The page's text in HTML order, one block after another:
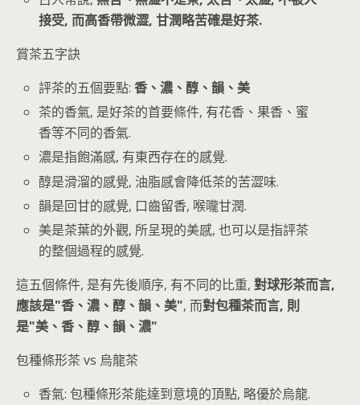
接受, 而高香帶微澀, 甘潤略苦確是好茶.
賞茶五字訣
評茶的五個要點:香、濃、醇、韻、美
茶的香氣, 是好茶的首要條件, 有花香、果香、蜜
香等不同的香氣.
濃是指飽滿感, 有東西存在的感覺.
醇是滑溜的感覺, 油脂感會降低茶的苦澀味.
韻是回甘的感覺, 口齒留香, 喉嚨甘潤.
美是茶葉的外觀, 所呈現的美感, 也可以是指評茶
的整個過程的感覺.
這五個條件, 是有先後順序, 有不同的比重, 對球形茶而言,
應該是"香、濃、醇、韻、美", 而對包種茶而言, 則
是"美、香、醇、韻、濃"
包種條形茶 vs 烏龍茶
香氣: 包種條形茶能達到意境的頂點, 略優於烏龍.